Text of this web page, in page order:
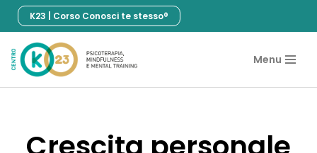
al
contenuto
K23 | Corso Conosci te stesso®
Menu